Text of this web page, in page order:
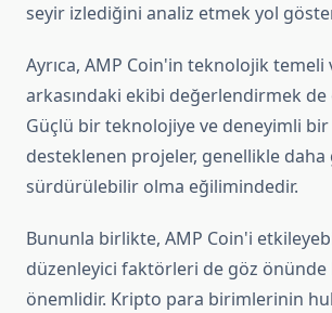
seyir izlediğini analiz etmek yol
Ayrıca, AMP Coin'in teknolojik
arkasındaki ekibi değerlendirmek de
Güçlü bir teknolojiye ve deneyimli
desteklenen projeler, genellikle
sürdürülebilir olma eğilimindedir.
Bununla birlikte, AMP Coin'i
düzenleyici faktörleri de göz
önemlidir. Kripto para birimlerinin